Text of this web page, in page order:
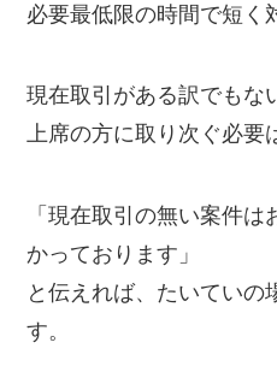
必要最低限の時間で短く
現在取引がある訳でもな
上席の方に取り次ぐ必要
「現在取引の無い案件
かっております」
と伝えれば、たいていの
す。